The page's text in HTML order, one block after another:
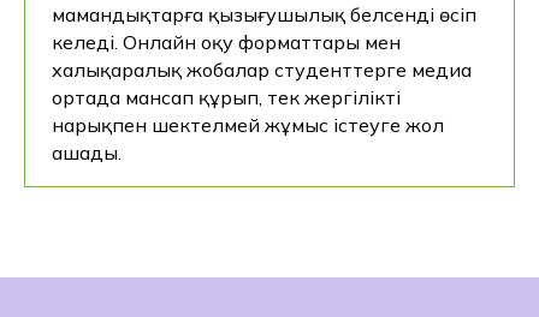
мамандықтарға қызығушылық белсенді өсіп
келеді. Онлайн оқу форматтары мен
халықаралық жобалар студенттерге медиа
ортада мансап құрып, тек жергілікті
нарықпен шектелмей жұмыс істеуге жол
ашады.